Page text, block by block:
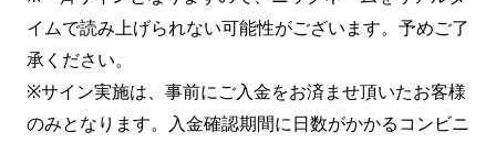
イムで読み上げられない可能性がございます。予めご了
承ください。
※サイン実施は、事前にご入金をお済ませ頂いたお客様
のみとなります。入金確認期間に日数がかかるコンビニ